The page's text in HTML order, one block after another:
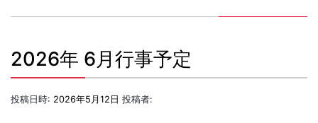
2026年 6月行事予定
投稿日時: 2026年5月12日 投稿者: